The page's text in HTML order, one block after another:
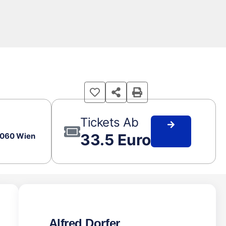
Wien
Tickets Ab
33.5 Euro
Alfred Dorfer